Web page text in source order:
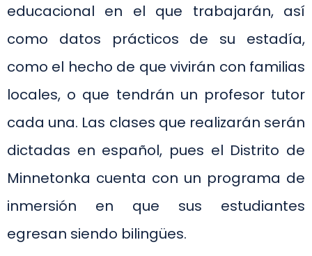
educacional en el que trabajarán, así
como datos prácticos de su estadía,
como el hecho de que vivirán con familias
locales, o que tendrán un profesor tutor
cada una. Las clases que realizarán serán
dictadas en español, pues el Distrito de
Minnetonka cuenta con un programa de
inmersión en que sus estudiantes
egresan siendo bilingües.